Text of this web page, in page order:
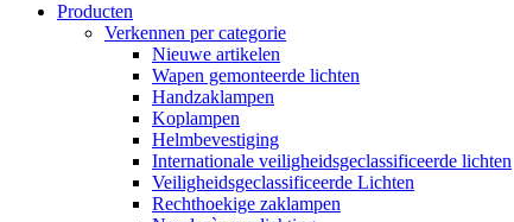
Producten
Verkennen per categorie
Nieuwe artikelen
Wapen gemonteerde lichten
Handzaklampen
Koplampen
Helmbevestiging
Internationale veiligheidsgeclassificeerde lichten
Veiligheidsgeclassificeerde Lichten
Rechthoekige zaklampen